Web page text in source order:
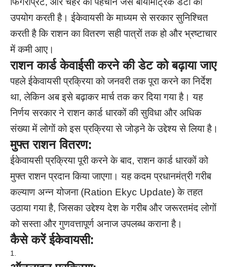
उपयोग करती है। ईकेवायसी के माध्यम से सरकार सुनिश्चित
करती है कि राशन का वितरण सही पात्रों तक हो और भ्रष्टाचार
में कमी आए।
राशन कार्ड केवाईसी करने की डेट को बढ़ाया जाए
पहले ईकेवायसी प्रक्रिया को जनवरी तक पूरा करने का निर्देश
था, लेकिन अब इसे बढ़ाकर मार्च तक कर दिया गया है। यह
निर्णय सरकार ने राशन कार्ड धारकों की सुविधा और अधिक
संख्या में लोगों को इस प्रक्रिया से जोड़ने के उद्देश्य से लिया है।
मुफ्त राशन वितरण:
ईकेवायसी प्रक्रिया पूरी करने के बाद, राशन कार्ड धारकों को
मुफ्त राशन प्रदान किया जाएगा। यह कदम प्रधानमंत्री गरीब
कल्याण अन्न योजना (Ration Ekyc Update) के तहत
उठाया गया है, जिसका उद्देश्य देश के गरीब और जरूरतमंद लोगों
को सस्ता और गुणवत्तापूर्ण अनाज उपलब्ध कराना है।
कैसे करें ईकेवायसी: